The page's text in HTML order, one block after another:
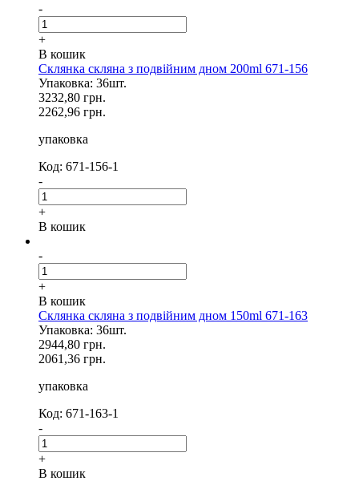
-
+
В кошик
Склянка скляна з подвійним дном 200ml 671-156
Упаковка: 36шт.
3232,80 грн.
2262,96 грн.
упаковка
Код: 671-156-1
-
+
В кошик
-
+
В кошик
Склянка скляна з подвійним дном 150ml 671-163
Упаковка: 36шт.
2944,80 грн.
2061,36 грн.
упаковка
Код: 671-163-1
-
+
В кошик